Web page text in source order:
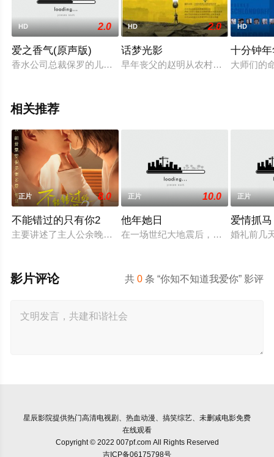
HD 2.0
爱之香气(原声版)
香水公司总裁保罗的儿子亚历山大对香水有特殊的鉴赏力，一
HD 2.0
话梦光影
早年丧父的赵明从农村老家来到北京
HD
十分钟
大师们的
相关推荐
正片 8.0
不能错过的只有你2
主要讲述了主人公余晚空在他的旅途中偶然遇到了一个境遇相
正片 10.0
他年她日
在一场世纪大地震后，矗立于海中央
正片
爱情抓马
婚礼前几
共0 条 “你知不知道我爱你” 影评
影片评论
星辰影院提供热门高清电视剧、热血动漫、搞笑综艺、未删减电影免费
在线观看
Copyright © 2022 007pf.com All Rights Reserved
吉ICP备06175798号